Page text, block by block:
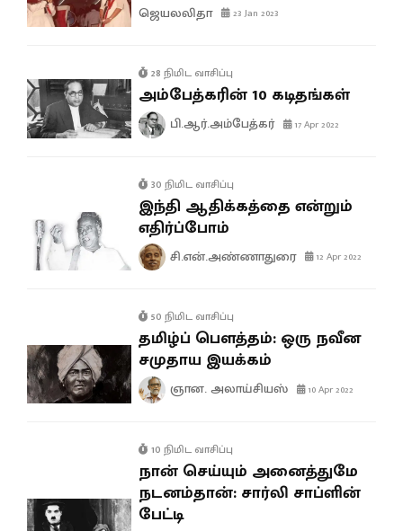
ஜெயலலிதா 23 Jan 2023
28 நிமிட வாசிப்பு
அம்பேத்கரின் 10 கடிதங்கள்
பி.ஆர்.அம்பேத்கர் 17 Apr 2022
30 நிமிட வாசிப்பு
இந்தி ஆதிக்கத்தை என்றும்
எதிர்ப்போம்
சி.என்.அண்ணாதுரை 12 Apr 2022
50 நிமிட வாசிப்பு
தமிழ்ப் பௌத்தம்: ஒரு நவீன
சமுதாய இயக்கம்
ஞான. அலாய்சியஸ் 10 Apr 2022
10 நிமிட வாசிப்பு
நான் செய்யும் அனைத்துமே
நடனம்தான்: சார்லி சாப்ளின்
பேட்டி